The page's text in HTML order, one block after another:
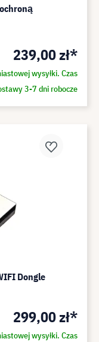
239,00 zł*
wysyłki. Czas
3-7 dni robocze
Dongle
299,00 zł*
wysyłki. Czas